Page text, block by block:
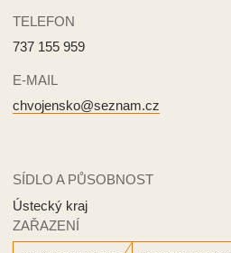
TELEFON
737 155 959
E-MAIL
chvojensko@seznam.cz
SÍDLO A PŮSOBNOST
Ústecký kraj
ZAŘAZENÍ